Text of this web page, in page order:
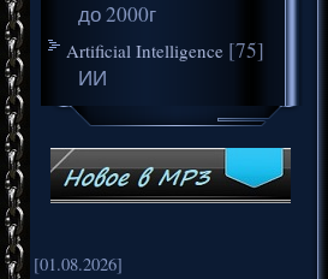
до 2000г
Artificial Intelligence [75]
ИИ
[01.08.2026]